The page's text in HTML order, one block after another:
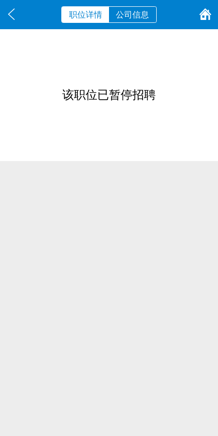
职位详情 公司信息
该职位已暂停招聘